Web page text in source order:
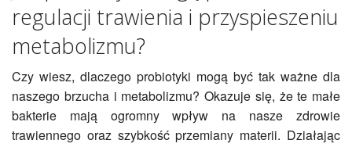
regulacji trawienia i przyspieszeniu
metabolizmu?
Czy wiesz, dlaczego probiotyki mogą być tak ważne dla
naszego brzucha i metabolizmu? Okazuje się, że te małe
bakterie mają ogromny wpływ na nasze zdrowie
trawiennego oraz szybkość przemiany materii. Działając